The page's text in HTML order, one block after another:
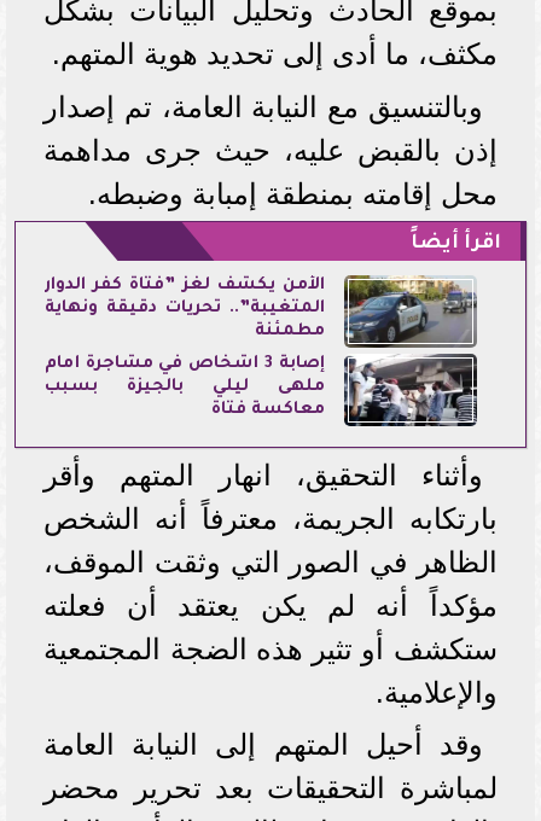
بموقع الحادث وتحليل البيانات بشكل
مكثف، ما أدى إلى تحديد هوية المتهم.
وبالتنسيق مع النيابة العامة، تم إصدار
إذن بالقبض عليه، حيث جرى مداهمة
محل إقامته بمنطقة إمبابة وضبطه.
اقرأ أيضاً
الأمن يكشف لغز ”فتاة كفر الدوار
المتغيبة”.. تحريات دقيقة ونهاية
مطمئنة
إصابة 3 أشخاص في مشاجرة أمام
ملهى ليلي بالجيزة بسبب
معاكسة فتاة
وأثناء التحقيق، انهار المتهم وأقر
بارتكابه الجريمة، معترفاً أنه الشخص
الظاهر في الصور التي وثقت الموقف،
مؤكداً أنه لم يكن يعتقد أن فعلته
ستكشف أو تثير هذه الضجة المجتمعية
والإعلامية.
وقد أحيل المتهم إلى النيابة العامة
لمباشرة التحقيقات بعد تحرير محضر